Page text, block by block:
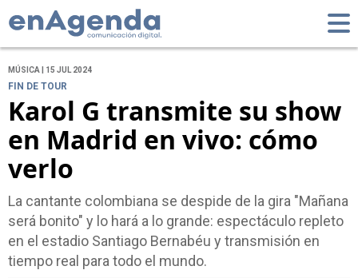
MÚSICA | 15 JUL 2024
FIN DE TOUR
Karol G transmite su show
en Madrid en vivo: cómo
verlo
La cantante colombiana se despide de la gira "Mañana
será bonito" y lo hará a lo grande: espectáculo repleto
en el estadio Santiago Bernabéu y transmisión en
tiempo real para todo el mundo.